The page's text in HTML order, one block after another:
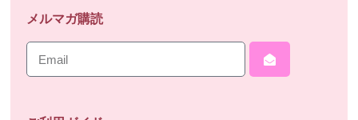
メルマガ購読